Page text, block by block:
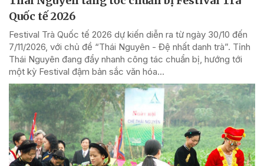
Quốc tế 2026
Festival Trà Quốc tế 2026 dự kiến diễn ra từ ngày 30/10 đến
7/11/2026, với chủ đề “Thái Nguyên - Đệ nhất danh trà”. Tỉnh
Thái Nguyên đang đẩy nhanh công tác chuẩn bị, hướng tới
một kỳ Festival đậm bản sắc văn hóa...